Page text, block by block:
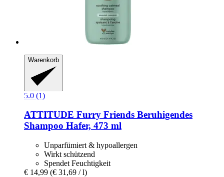
Warenkorb
5.0 (1)
ATTITUDE Furry Friends Beruhigendes
Shampoo Hafer, 473 ml
Unparfümiert & hypoallergen
Wirkt schützend
Spendet Feuchtigkeit
€ 14,99 (€ 31,69 / l)